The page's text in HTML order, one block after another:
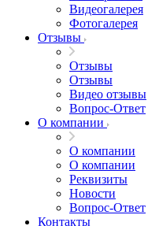
Видеогалерея
Фотогалерея
Отзывы
Отзывы
Отзывы
Видео отзывы
Вопрос-Ответ
О компании
О компании
О компании
Реквизиты
Новости
Вопрос-Ответ
Контакты